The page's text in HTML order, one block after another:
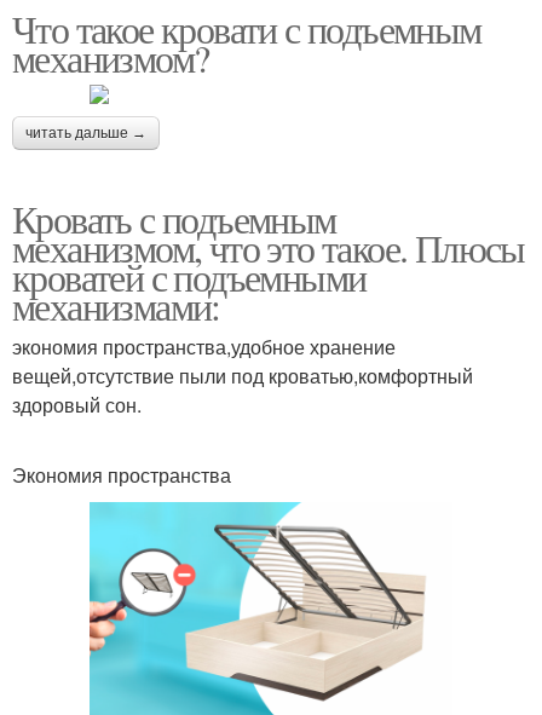
Что такое кровати с подъемным
механизмом?
читать дальше →
Кровать с подъемным
механизмом, что это такое. Плюсы
кроватей с подъемными
механизмами:
экономия пространства,удобное хранение
вещей,отсутствие пыли под кроватью,комфортный
здоровый сон.
Экономия пространства